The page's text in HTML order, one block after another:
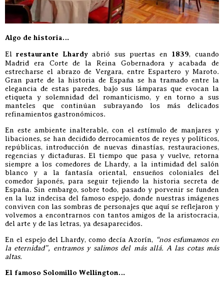
Algo de historia…
El restaurante Lhardy abrió sus puertas en 1839, cuando
Madrid era Corte de la Reina Gobernadora y acabada de
estrecharse el abrazo de Vergara, entre Espartero y Maroto.
Gran parte de la historia de España se ha tramado entre la
elegancia de estas paredes, bajo sus lámparas que evocan la
etiqueta y solemnidad del romanticismo, y en torno a sus
manteles que continúan subrayando los más delicados
refinamientos gastronómicos.
En este ambiente inalterable, con el estímulo de manjares y
libaciones, se han decidido derrocamientos de reyes y políticos,
repúblicas, introducción de nuevas dinastías, restauraciones,
regencias y dictaduras. El tiempo que pasa y vuelve, retorna
siempre a los comedores de Lhardy, a la intimidad del salón
blanco y a la fantasía oriental, ensueños coloniales del
comedor japonés, para seguir tejiendo la historia secreta de
España. Sin embargo, sobre todo, pasado y porvenir se funden
en la luz indecisa del famoso espejo, donde nuestras imágenes
conviven con las sombras de personajes que aquí se reflejaron y
volvemos a encontrarnos con tantos amigos de la aristocracia,
del arte y de las letras, ya desaparecidos.
En el espejo del Lhardy, como decía Azorín, “nos esfumamos en
la eternidad”, entramos y salimos del más allá. A las cotas más
altas.
El famoso Solomillo Wellington…